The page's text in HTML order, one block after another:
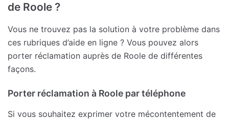
de Roole ?
Vous ne trouvez pas la solution à votre problème dans
ces rubriques d’aide en ligne ? Vous pouvez alors
porter réclamation auprès de Roole de différentes
façons.
Porter réclamation à Roole par téléphone
Si vous souhaitez exprimer votre mécontentement de